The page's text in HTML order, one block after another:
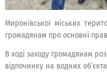
Миронівської міських
громадянам про основні
В ході заходу громадянам
відпочинку на водних